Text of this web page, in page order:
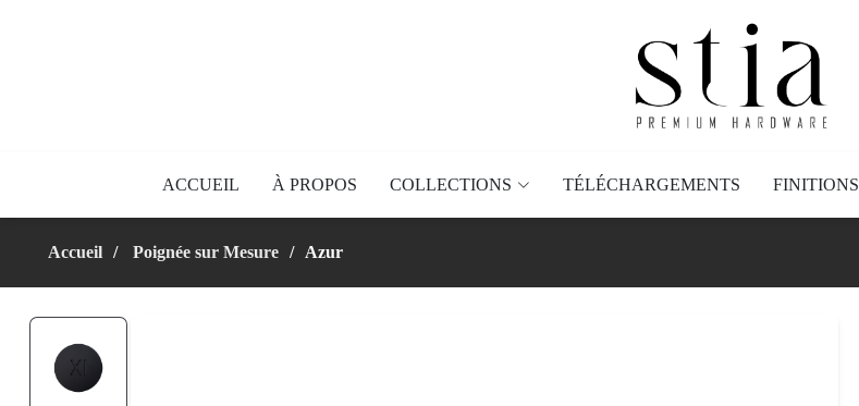
ACCUEIL À PROPOS COLLECTIONS TÉLÉCHARGEMENTS FINITIONS
Accueil Poignée sur Mesure Azur